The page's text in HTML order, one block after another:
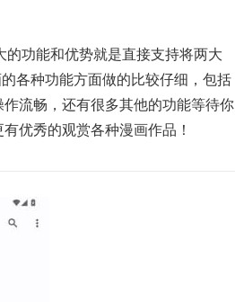
功能和优势就是直接支持将两大
各种功能方面做的比较仔细，包括
流畅，还有很多其他的功能等待你
优秀的观赏各种漫画作品！